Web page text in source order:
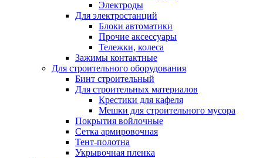
Электроды
Для электростанций
Блоки автоматики
Прочие аксессуары
Тележки, колеса
Зажимы контактные
Для строительного оборудования
Бинт строительный
Для строительных материалов
Крестики для кафеля
Мешки для строительного мусора
Покрытия войлочные
Сетка армировочная
Тент-полотна
Укрывочная пленка